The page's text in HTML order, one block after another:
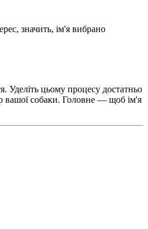
значить, ім'я вибрано
Уделіть цьому процесу достатньо
вашої собаки. Головне — щоб ім'я